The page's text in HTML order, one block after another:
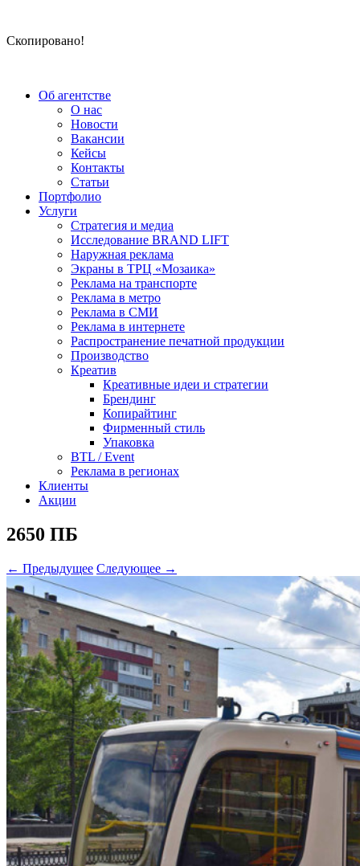
Скопировано!
Об агентстве
О нас
Новости
Вакансии
Кейсы
Контакты
Статьи
Портфолио
Услуги
Стратегия и медиа
Исследование BRAND LIFT
Наружная реклама
Экраны в ТРЦ «Мозаика»
Реклама на транспорте
Реклама в метро
Реклама в СМИ
Реклама в интернете
Распространение печатной продукции
Производство
Креатив
Креативные идеи и стратегии
Брендинг
Копирайтинг
Фирменный стиль
Упаковка
BTL / Event
Реклама в регионах
Клиенты
Акции
2650 ПБ
← Предыдущее Следующее →